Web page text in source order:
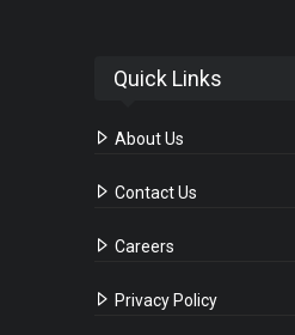
Quick Links
About Us
Contact Us
Careers
Privacy Policy